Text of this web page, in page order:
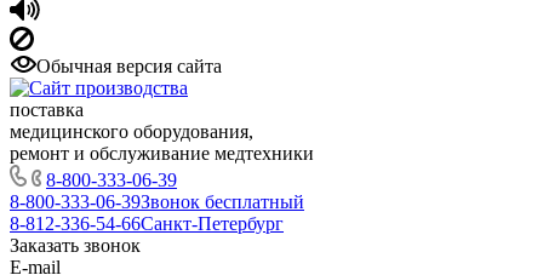
Обычная версия сайта
поставка
медицинского оборудования,
ремонт и обслуживание медтехники
8-800-333-06-39
8-800-333-06-39Звонок бесплатный
8-812-336-54-66Санкт-Петербург
Заказать звонок
E-mail